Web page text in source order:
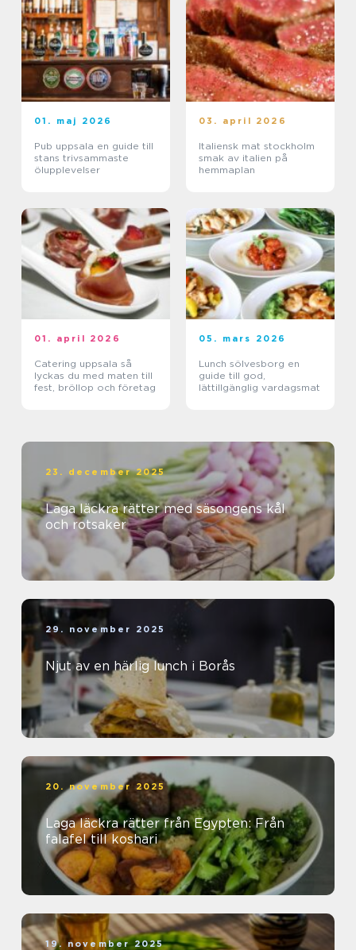
01. maj 2026
Pub uppsala en guide till
stans trivsammaste
ölupplevelser
03. april 2026
Italiensk mat stockholm
smak av italien på
hemmaplan
01. april 2026
Catering uppsala så
lyckas du med maten till
fest, bröllop och företag
05. mars 2026
Lunch sölvesborg en
guide till god,
lättillgänglig vardagsmat
23. december 2025
Laga läckra rätter med säsongens kål
och rotsaker
29. november 2025
Njut av en härlig lunch i Borås
20. november 2025
Laga läckra rätter från Egypten: Från
falafel till koshari
19. november 2025